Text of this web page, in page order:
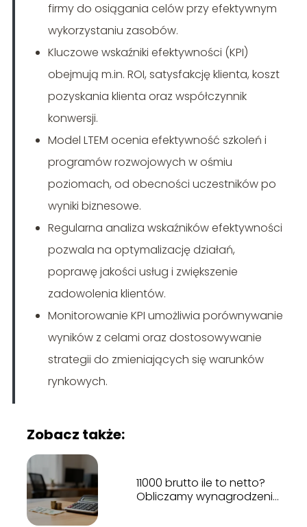
firmy do osiągania celów przy efektywnym
wykorzystaniu zasobów.
Kluczowe wskaźniki efektywności (KPI)
obejmują m.in. ROI, satysfakcję klienta, koszt
pozyskania klienta oraz współczynnik
konwersji.
Model LTEM ocenia efektywność szkoleń i
programów rozwojowych w ośmiu
poziomach, od obecności uczestników po
wyniki biznesowe.
Regularna analiza wskaźników efektywności
pozwala na optymalizację działań,
poprawę jakości usług i zwiększenie
zadowolenia klientów.
Monitorowanie KPI umożliwia porównywanie
wyników z celami oraz dostosowywanie
strategii do zmieniających się warunków
rynkowych.
Zobacz także:
11000 brutto ile to netto?
Obliczamy wynagrodzenie